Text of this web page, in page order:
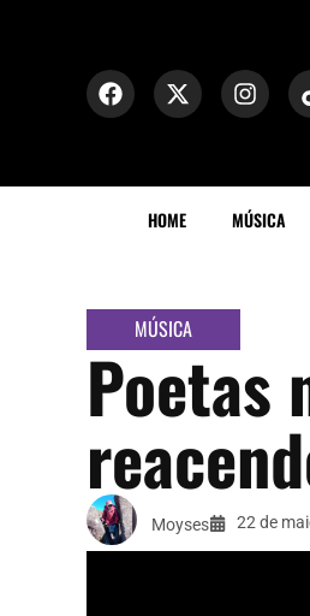
HOME MÚSICA
MÚSICA
Poetas
Moyses 22 de